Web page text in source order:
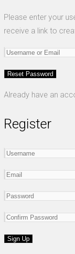
Please enter your
receive a link to
Already have an
Register